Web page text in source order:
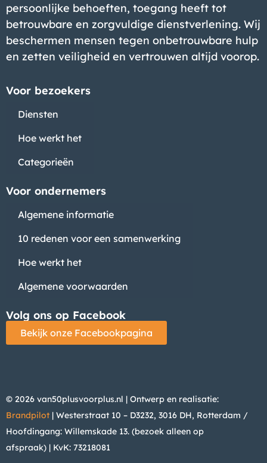
persoonlijke behoeften, toegang heeft tot
betrouwbare en zorgvuldige dienstverlening. Wij
beschermen mensen tegen onbetrouwbare hulp
en zetten veiligheid en vertrouwen altijd voorop.
Voor bezoekers
Diensten
Hoe werkt het
Categorieën
Voor ondernemers
Algemene informatie
10 redenen voor een samenwerking
Hoe werkt het
Algemene voorwaarden
Volg ons op Facebook
Bekijk onze Facebookpagina
© 2026 van50plusvoorplus.nl | Ontwerp en realisatie:
Brandpilot | Westerstraat 10 – D3232, 3016 DH, Rotterdam /
Hoofdingang: Willemskade 13. (bezoek alleen op
afspraak) | KvK: 73218081